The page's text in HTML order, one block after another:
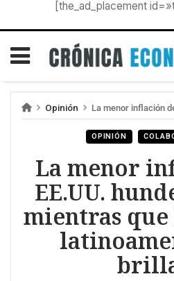
[the_ad_placement
Opinión La menor inflación de EE.UU. hunde al
OPINIÓN
La menor
EE.UU.
mientras